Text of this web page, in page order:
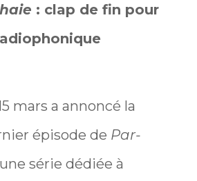
: clap de fin pour
mars a annoncé la
épisode de Par-
série dédiée à